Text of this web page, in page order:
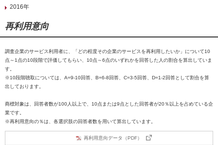
2016年
再利用意向
調査企業のサービス利用者に、「どの程度その企業のサービスを再利用したいか」について10
点～1点の10段階で評価してもらい、10点～6点のいずれかを回答した人の割合を算出していま
す。
※10段階聴取については、A=9-10回答、B=6-8回答、C=3-5回答、D=1-2回答として割合を算
出しております。
商標対象は、回答者数が100人以上で、10点または9点とした回答者が20％以上を占めている企
業です。
※再利用意向の％は、各選択肢の回答者数を用いて算出しています。
再利用意向データ（PDF）